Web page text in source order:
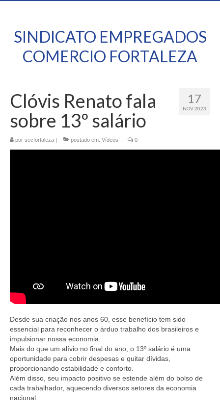
SINDICATO EMPREGADOS
COMERCIO FORTALEZA
17
NOV 2023
Clóvis Renato fala
sobre 13º salário
por secfortaleza | postado em: Vídeos | 0
Desde sua criação nos anos 60, esse benefício tem sido
essencial para reconhecer o árduo trabalho dos brasileiros e
impulsionar nossa economia.
Mais do que um alívio no final do ano, o 13º salário é uma
oportunidade para cobrir despesas e quitar dívidas,
proporcionando estabilidade e conforto.
Além disso, seu impacto positivo se estende além do bolso de
cada trabalhador, aquecendo diversos setores da economia
nacional.